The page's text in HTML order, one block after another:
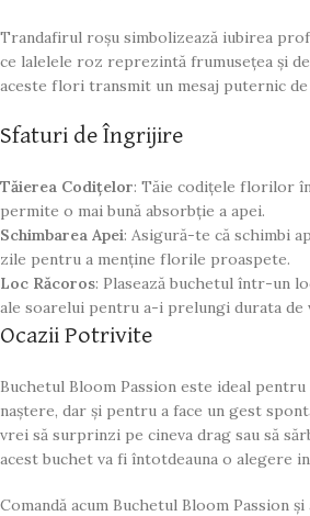
Trandafirul roșu simbolizează iubirea
ce lalelele roz reprezintă frumusețea și
aceste flori transmit un mesaj puternic
Sfaturi de Îngrijire
Tăierea Codițelor: Tăie codițele florilor
permite o mai bună absorbție a apei.
Schimbarea Apei: Asigură-te că schimbi
zile pentru a menține florile proaspete.
Loc Răcoros: Plasează buchetul într-un
ale soarelui pentru a-i prelungi durata de
Ocazii Potrivite
Buchetul Bloom Passion este ideal
naștere, dar și pentru a face un gest
vrei să surprinzi pe cineva drag sau să
acest buchet va fi întotdeauna o alegere
Comandă acum Buchetul Bloom Passion